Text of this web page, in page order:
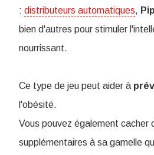
: distributeurs automatiques,
bien d'autres pour stimuler
nourrissant.
Ce type de jeu peut aider à
l'obésité.
Vous pouvez également cacher
supplémentaires à sa gamelle